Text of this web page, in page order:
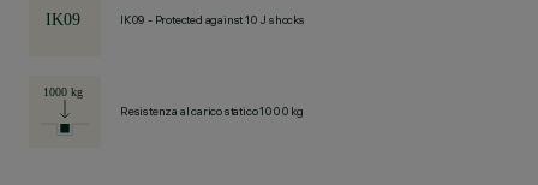
IK09 - Protected against 10 J shocks
Resistenza al carico statico 1000 kg